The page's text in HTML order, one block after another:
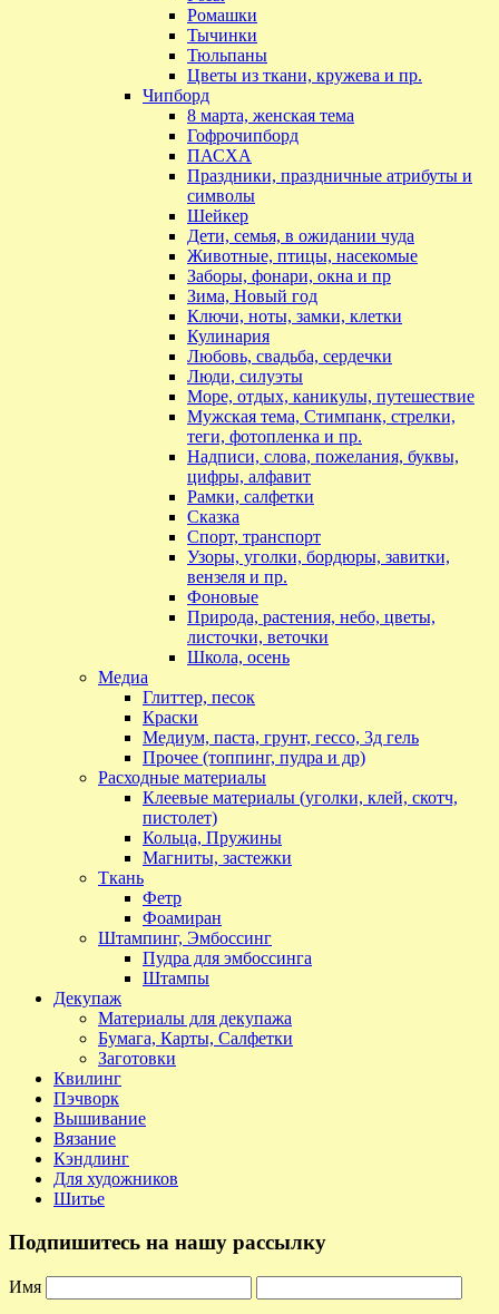
Ромашки
Тычинки
Тюльпаны
Цветы из ткани, кружева и пр.
Чипборд
8 марта, женская тема
Гофрочипборд
ПАСХА
Праздники, праздничные атрибуты и
символы
Шейкер
Дети, семья, в ожидании чуда
Животные, птицы, насекомые
Заборы, фонари, окна и пр
Зима, Новый год
Ключи, ноты, замки, клетки
Кулинария
Любовь, свадьба, сердечки
Люди, силуэты
Море, отдых, каникулы, путешествие
Мужская тема, Стимпанк, стрелки,
теги, фотопленка и пр.
Надписи, слова, пожелания, буквы,
цифры, алфавит
Рамки, салфетки
Сказка
Спорт, транспорт
Узоры, уголки, бордюры, завитки,
вензеля и пр.
Фоновые
Природа, растения, небо, цветы,
листочки, веточки
Школа, осень
Медиа
Глиттер, песок
Краски
Медиум, паста, грунт, гессо, 3д гель
Прочее (топпинг, пудра и др)
Расходные материалы
Клеевые материалы (уголки, клей, скотч,
пистолет)
Кольца, Пружины
Магниты, застежки
Ткань
Фетр
Фоамиран
Штампинг, Эмбоссинг
Пудра для эмбоссинга
Штампы
Декупаж
Материалы для декупажа
Бумага, Карты, Салфетки
Заготовки
Квилинг
Пэчворк
Вышивание
Вязание
Кэндлинг
Для художников
Шитье
Подпишитесь на нашу рассылку
Имя